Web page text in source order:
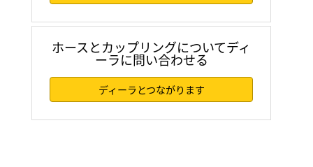
ホースとカップリングについてディ
ーラに問い合わせる
ディーラとつながります